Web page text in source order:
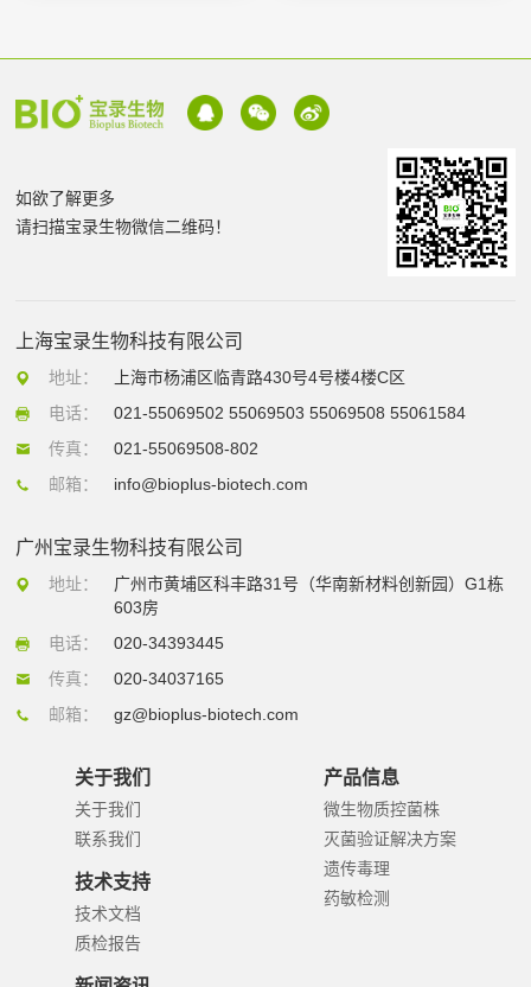
如欲了解更多
请扫描宝录生物微信二维码！
上海宝录生物科技有限公司
地址：
上海市杨浦区临青路430号4号楼4楼C区
电话：
021-55069502 55069503 55069508 55061584
传真：
021-55069508-802
邮箱：
info@bioplus-biotech.com
广州宝录生物科技有限公司
地址：
广州市黄埔区科丰路31号（华南新材料创新园）G1栋
603房
电话：
020-34393445
传真：
020-34037165
邮箱：
gz@bioplus-biotech.com
关于我们
关于我们
联系我们
技术支持
技术文档
质检报告
产品信息
微生物质控菌株
灭菌验证解决方案
遗传毒理
药敏检测